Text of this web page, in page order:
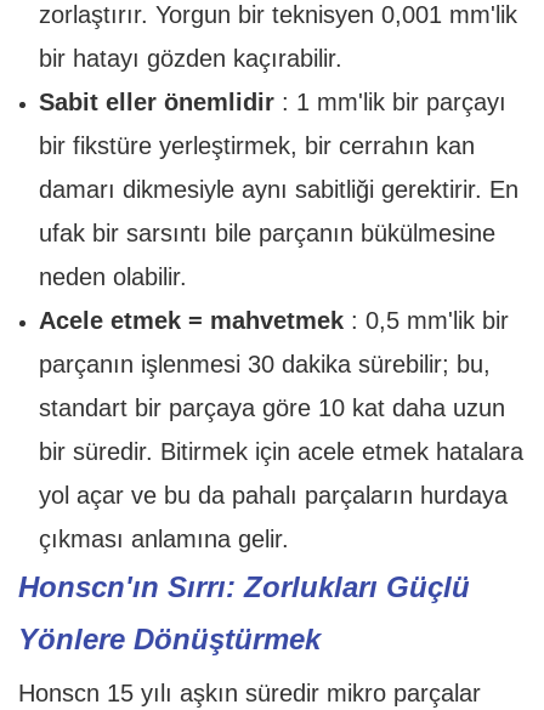
zorlaştırır. Yorgun bir teknisyen 0,001 mm'lik
bir hatayı gözden kaçırabilir.
Sabit eller önemlidir: 1 mm'lik bir parçayı
bir fikstüre yerleştirmek, bir cerrahın kan
damarı dikmesiyle aynı sabitliği gerektirir. En
ufak bir sarsıntı bile parçanın bükülmesine
neden olabilir.
Acele etmek = mahvetmek: 0,5 mm'lik bir
parçanın işlenmesi 30 dakika sürebilir; bu,
standart bir parçaya göre 10 kat daha uzun
bir süredir. Bitirmek için acele etmek hatalara
yol açar ve bu da pahalı parçaların hurdaya
çıkması anlamına gelir.
Honscn'ın Sırrı: Zorlukları Güçlü
Yönlere Dönüştürmek
Honscn 15 yılı aşkın süredir mikro parçalar